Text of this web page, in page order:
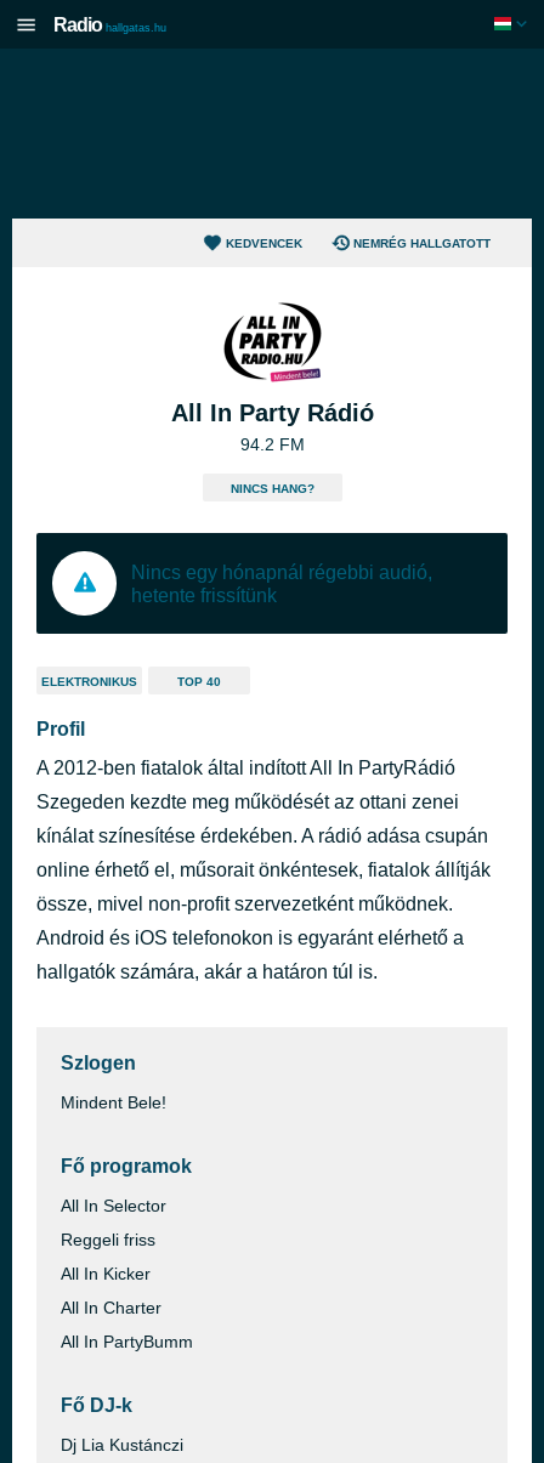
Radio hallgatas.hu
KEDVENCEK NEMRÉG HALLGATOTT
All In Party Rádió
94.2 FM
NINCS HANG?
Nincs egy hónapnál régebbi audió,
hetente frissítünk
ELEKTRONIKUS TOP 40
Profil
A 2012-ben fiatalok által indított All In PartyRádió
Szegeden kezdte meg működését az ottani zenei
kínálat színesítése érdekében. A rádió adása csupán
online érhető el, műsorait önkéntesek, fiatalok állítják
össze, mivel non-profit szervezetként működnek.
Android és iOS telefonokon is egyaránt elérhető a
hallgatók számára, akár a határon túl is.
Szlogen
Mindent Bele!
Fő programok
All In Selector
Reggeli friss
All In Kicker
All In Charter
All In PartyBumm
Fő DJ-k
Dj Lia Kustánczi